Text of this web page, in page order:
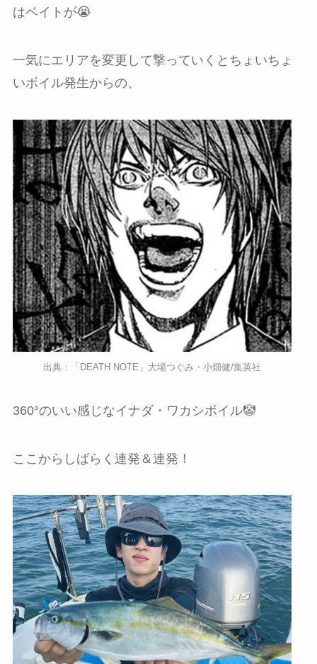
はベイトが😭
一気にエリアを変更して撃っていくとちょいちょ
いボイル発生からの、
出典：「DEATH NOTE」大場つぐみ・小畑健/集英社
360°のいい感じなイナダ・ワカシボイル🤡
ここからしばらく連発＆連発！